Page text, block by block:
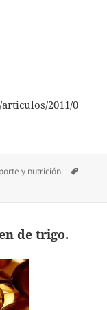
2011/0
y nutrición
de trigo.